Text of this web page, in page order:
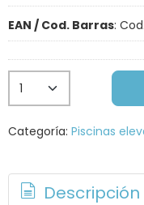
EAN / Cod. Barras:
Categoría: Piscinas
Descripción